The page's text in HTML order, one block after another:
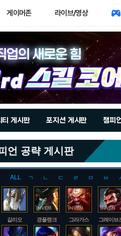
게이머존 라이브/영상
티 게시판 포지션 게시판 챔피
언 공략 게시판
ALL ㄱ ㄴ ㄷ ㄹ ㅁ ㅂ
갈리오 갱플랭크 그라가스 그레이브